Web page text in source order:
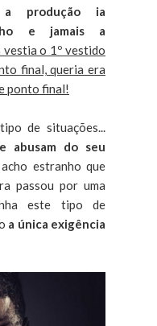
a produção ia
e jamais a
o 1º vestido
final, queria era
ponto final!
de situações...
abusam do seu
estranho que
passou por uma
este tipo de
a única exigência